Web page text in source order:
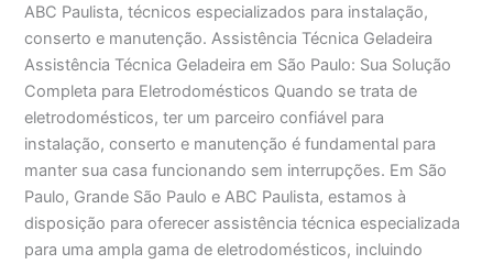
ABC Paulista, técnicos especializados para instalação,
conserto e manutenção. Assistência Técnica Geladeira
Assistência Técnica Geladeira em São Paulo: Sua Solução
Completa para Eletrodomésticos Quando se trata de
eletrodomésticos, ter um parceiro confiável para
instalação, conserto e manutenção é fundamental para
manter sua casa funcionando sem interrupções. Em São
Paulo, Grande São Paulo e ABC Paulista, estamos à
disposição para oferecer assistência técnica especializada
para uma ampla gama de eletrodomésticos, incluindo